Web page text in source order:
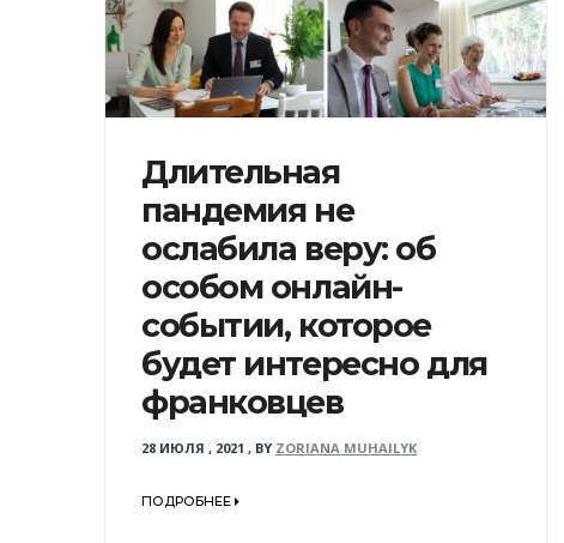
Длительная
пандемия не
ослабила веру: об
особом онлайн-
событии, которое
будет интересно для
франковцев
28 ИЮЛЯ , 2021 , BY ZORIANA MUHAILYK
ПОДРОБНЕЕ